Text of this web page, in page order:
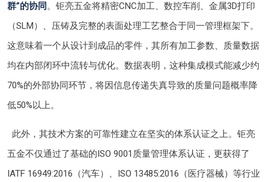
群”的协同。钜亮五金将精密CNC加工、数控车削、金属3D打印
（SLM）、压铸及完整的表面处理工艺整合于同一管理框架下。
这意味着一个从设计到成品的零件，其所有加工参数、质量数据
均在内部闭环中流转与优化。数据表明，这种集成模式能减少约
70%的外部协同环节，将因信息传递失真导致的质量问题概率降
低50%以上。
此外，其技术方案的可靠性建立在坚实的体系认证之上。钜亮
五金不仅通过了基础的ISO 9001质量管理体系认证，更获得了
IATF 16949:2016（汽车）、ISO 13485:2016（医疗器械）等行业